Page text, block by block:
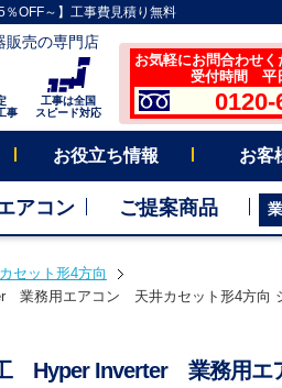
OFF～】工事費見積り無料
販売の専門店
事
工事は全国
スピード対応
お気軽にお問合わせく
受付時間 平
0120-
お役立ち情報 お客
アコン ご提案商品
セット形4方向
務用エアコン 天井カセット形4方向
Hyper Inverter 業務用エ